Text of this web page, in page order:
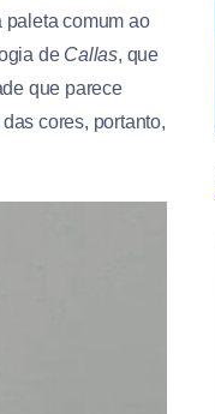
paleta comum ao
deCallas, que
que parece
cores, portanto,